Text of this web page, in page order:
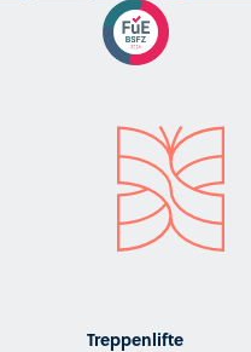
Treppenlifte